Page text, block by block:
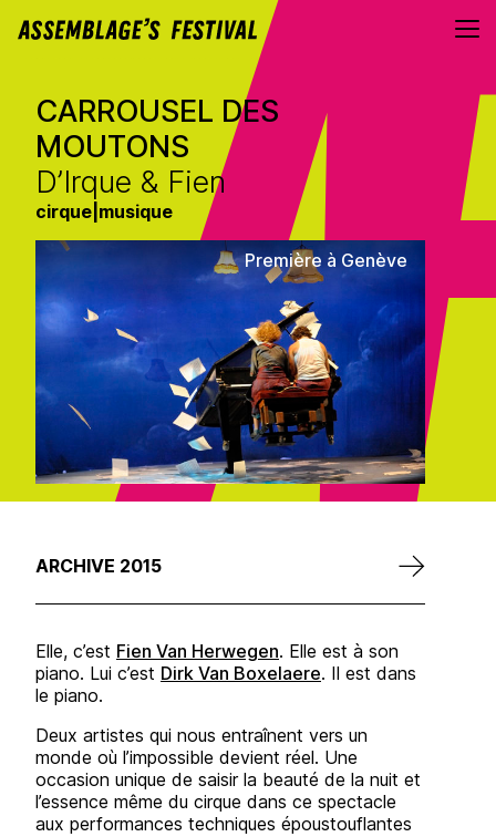
CARROUSEL DES
MOUTONS
D’Irque & Fien
cirque musique
Première à Genève
ARCHIVE 2015
Elle, c’est Fien Van Herwegen. Elle est à son
piano. Lui c’est Dirk Van Boxelaere. Il est dans
le piano.
Deux artistes qui nous entraînent vers un
monde où l’impossible devient réel. Une
occasion unique de saisir la beauté de la nuit et
l’essence même du cirque dans ce spectacle
aux performances techniques époustouflantes